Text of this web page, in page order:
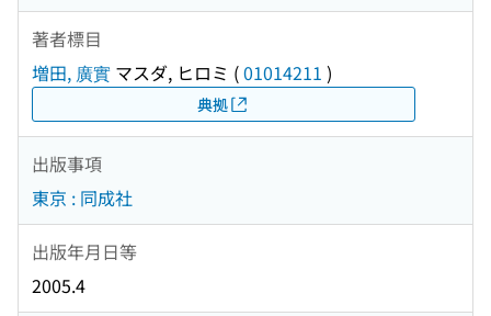
著者標目
増田, 廣實 マスダ, ヒロミ (01014211 )
典拠
出版事項
東京 : 同成社
出版年月日等
2005.4